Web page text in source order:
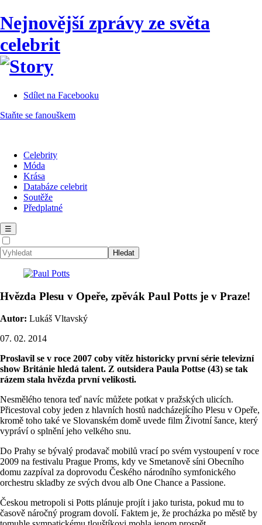
Nejnovější zprávy ze světa
celebrit
Sdílet na Facebooku
Staňte se fanouškem
Celebrity
Móda
Krása
Databáze celebrit
Soutěže
Předplatné
☰
Hvězda Plesu v Opeře, zpěvák Paul Potts je v Praze!
Autor: Lukáš Vltavský
07. 02. 2014
Proslavil se v roce 2007 coby vítěz historicky první série televizní
show Británie hledá talent. Z outsidera Paula Pottse (43) se tak
rázem stala hvězda první velikosti.
Nesmělého tenora teď navíc můžete potkat v pražských ulicích.
Přicestoval coby jeden z hlavních hostů nadcházejícího Plesu v Opeře,
kromě toho také ve Slovanském domě uvede film Životní šance, který
vypráví o splnění jeho velkého snu.
Do Prahy se bývalý prodavač mobilů vrací po svém vystoupení v roce
2009 na festivalu Prague Proms, kdy ve Smetanově síni Obecního
domu zazpíval za doprovodu Českého národního symfonického
orchestru skladby ze svých dvou alb One Chance a Passione.
Českou metropoli si Potts plánuje projít i jako turista, pokud mu to
časově náročný program dovolí. Faktem je, že procházka po městě by